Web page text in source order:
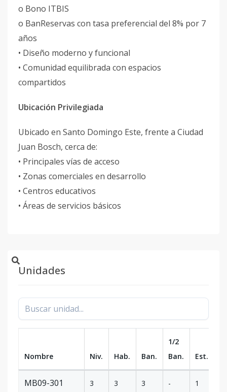
o Bono ITBIS
o BanReservas con tasa preferencial del 8% por 7
años
• Diseño moderno y funcional
• Comunidad equilibrada con espacios
compartidos
Ubicación Privilegiada
Ubicado en Santo Domingo Este, frente a Ciudad
Juan Bosch, cerca de:
• Principales vías de acceso
• Zonas comerciales en desarrollo
• Centros educativos
• Áreas de servicios básicos
Unidades
Nombre Niv. Hab. Ban.
1/2
Ban.
Est.
MB09-301 3 3 3 - 1